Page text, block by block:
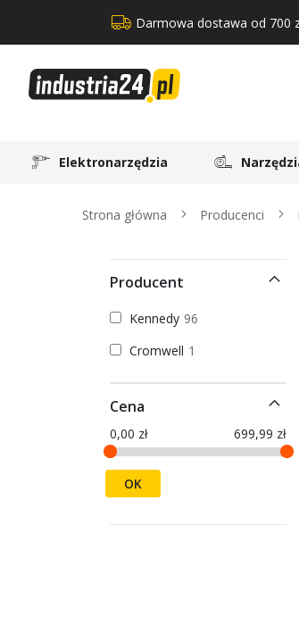
Darmowa dostawa od 700
Elektronarzędzia
Strona główna Producenci
Producent
Kennedy 96
Cromwell 1
Cena
0,00 zł 699,99 zł
OK